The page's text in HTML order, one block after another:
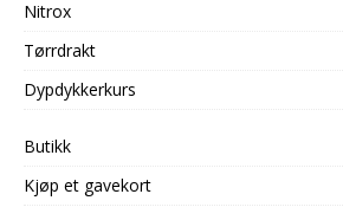
Nitrox
Tørrdrakt
Dypdykkerkurs
Butikk
Kjøp et gavekort